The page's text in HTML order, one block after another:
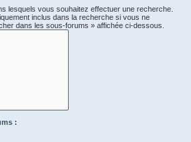
lesquels vous souhaitez effectuer une recherche.
inclus dans la recherche si vous ne
dans les sous-forums » affichée ci-dessous.
: